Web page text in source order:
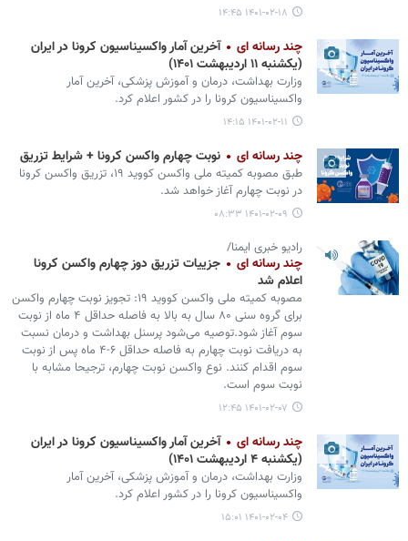
۱۴۰۱-۰۲-۱۸ ۱۴:۴۵
چند رسانه ای
آخرین آمار واکسیناسیون کرونا در ایران
(یکشنبه ۱۱ اردیبهشت ۱۴۰۱)
وزارت بهداشت، درمان و آموزش پزشکی، آخرین آمار
واکسیناسیون کرونا را در کشور اعلام کرد.
۱۴۰۱-۰۲-۱۱ ۱۴:۱۵
چند رسانه ای نوبت چهارم واکسن کرونا + شرایط تزریق
طبق مصوبه کمیته ملی واکسن کووید ۱۹، تزریق واکسن کرونا
در نوبت چهارم آغاز خواهد شد.
۱۴۰۱-۰۲-۰۹ ۰۸:۳۳
رادیو خبری ایمنا/
چند رسانه ای
جزییات تزریق دوز چهارم واکسن کرونا
اعلام شد
مصوبه کمیته ملی واکسن کووید ۱۹: تجویز نوبت چهارم واکسن
برای گروه سنی ۸۰ سال به بالا به فاصله حداقل ۴ ماه از نوبت
سوم آغاز شود.توصیه می‌شود پرسنل بهداشت و درمان نسبت
به دریافت نوبت چهارم به فاصله حداقل ۶-۴ ماه پس از نوبت
سوم اقدام کنند. نوع واکسن نوبت چهارم، ترجیحا مشابه با
نوبت سوم است.
۱۴۰۱-۰۲-۰۷ ۱۲:۴۵
چند رسانه ای
آخرین آمار واکسیناسیون کرونا در ایران
(یکشنبه ۴ اردیبهشت ۱۴۰۱)
وزارت بهداشت، درمان و آموزش پزشکی، آخرین آمار
واکسیناسیون کرونا را در کشور اعلام کرد.
۱۴۰۱-۰۲-۰۴ ۱۵:۰۱